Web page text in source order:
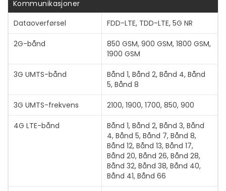
Vis mer
Kommunikasjoner
Dataoverførsel
FDD-LTE, TDD-LTE, 5G NR
2G-bånd
850 GSM, 900 GSM, 1800 GSM,
1900 GSM
3G UMTS-bånd
Bånd 1, Bånd 2, Bånd 4, Bånd
5, Bånd 8
3G UMTS-frekvens 2100, 1900, 1700, 850, 900
4G LTE-bånd
Bånd 1, Bånd 2, Bånd 3, Bånd
4, Bånd 5, Bånd 7, Bånd 8,
Bånd 12, Bånd 13, Bånd 17,
Bånd 20, Bånd 26, Bånd 28,
Bånd 32, Bånd 38, Bånd 40,
Bånd 41, Bånd 66